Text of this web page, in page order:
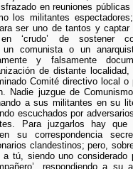
en reuniones
los militantes
ser uno de tantos y captar
‘crudo’ de sostener
un comunista o un
y falsamente
de distante
Comité directivo local
Nadie juzgue de
a sus militantes en su
escuchados por
Para juzgarlos hay
su correspondencia
clandestinos; pero,
tú, siendo uno considerado
respondiendo a su